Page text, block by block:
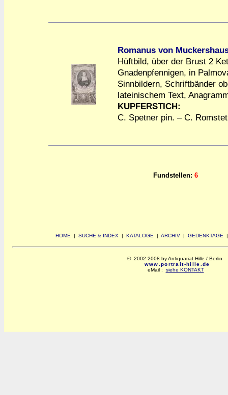
Romanus von
Hüftbild, über der Brust 2
Gnadenpfennigen, in
Sinnbildern, Schriftbänder
lateinischem Text,
KUPFERSTICH:
C. Spetner pin. – C.
Fundstellen: 6
HOME | SUCHE & INDEX | KATALOGE | ARCHIV | GEDENKTAGE
© 2002-2008 by Antiquariat Hille / Berlin
www.portrait-hille.de
eMail : siehe KONTAKT